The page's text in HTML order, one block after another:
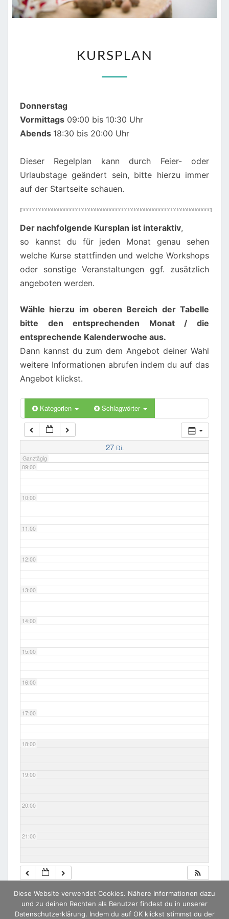
KURSPLAN
Donnerstag
Vormittags 09:00 bis 10:30 Uhr
Abends 18:30 bis 20:00 Uhr
Dieser Regelplan kann durch Feier- oder
Urlaubstage geändert sein, bitte hierzu immer
auf der Startseite schauen.
Der nachfolgende Kursplan ist interaktiv,
so kannst du für jeden Monat genau sehen
welche Kurse stattfinden und welche Workshops
oder sonstige Veranstaltungen ggf. zusätzlich
angeboten werden.
Wähle hierzu im oberen Bereich der Tabelle
bitte den entsprechenden Monat / die
entsprechende Kalenderwoche aus.
Dann kannst du zum dem Angebot deiner Wahl
weitere Informationen abrufen indem du auf das
Angebot klickst.
Kategorien Schlagwörter
27 Di.
Ganztägig
00:00
02:00
03:00
04:00
06:00
07:00
08:00
09:00
10:00
11:00
12:00
13:00
14:00
15:00
16:00
17:00
18:00
19:00
20:00
21:00
22:00
23:00
Diese Website verwendet Cookies. Nähere Informationen dazu
und zu deinen Rechten als Benutzer findest du in unserer
Datenschutzerklärung. Indem du auf OK klickst stimmst du der